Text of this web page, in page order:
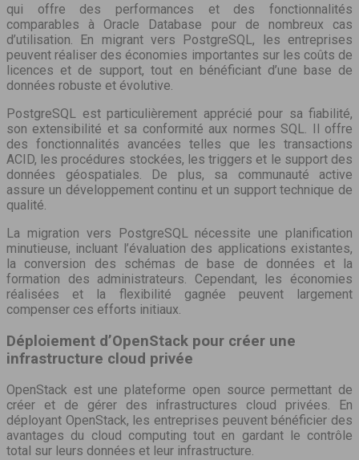
qui offre des performances et des fonctionnalités
comparables à Oracle Database pour de nombreux cas
d’utilisation. En migrant vers PostgreSQL, les entreprises
peuvent réaliser des économies importantes sur les coûts de
licences et de support, tout en bénéficiant d’une base de
données robuste et évolutive.
PostgreSQL est particulièrement apprécié pour sa fiabilité,
son extensibilité et sa conformité aux normes SQL. Il offre
des fonctionnalités avancées telles que les transactions
ACID, les procédures stockées, les triggers et le support des
données géospatiales. De plus, sa communauté active
assure un développement continu et un support technique de
qualité.
La migration vers PostgreSQL nécessite une planification
minutieuse, incluant l’évaluation des applications existantes,
la conversion des schémas de base de données et la
formation des administrateurs. Cependant, les économies
réalisées et la flexibilité gagnée peuvent largement
compenser ces efforts initiaux.
Déploiement d’OpenStack pour créer une
infrastructure cloud privée
OpenStack est une plateforme open source permettant de
créer et de gérer des infrastructures cloud privées. En
déployant OpenStack, les entreprises peuvent bénéficier des
avantages du cloud computing tout en gardant le contrôle
total sur leurs données et leur infrastructure.